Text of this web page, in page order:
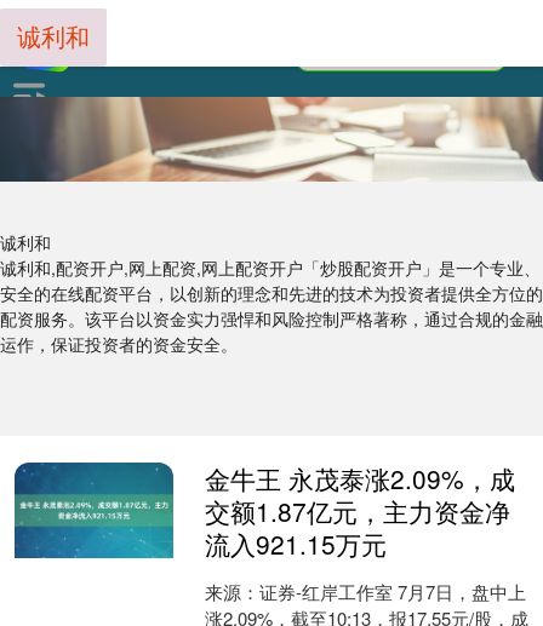
诚利和
诚利和,配资开户,网上配资,网上配资开户「炒股配资开户」是一个专业、
安全的在线配资平台，以创新的理念和先进的技术为投资者提供全方位的
配资服务。该平台以资金实力强悍和风险控制严格著称，通过合规的金融
运作，保证投资者的资金安全。
诚利和
金牛王 永茂泰涨2.09%，成
交额1.87亿元，主力资金净
流入921.15万元
来源：证券-红岸工作室 7月7日，盘中上
涨2.09%，截至10:13，报17.55元/股，成